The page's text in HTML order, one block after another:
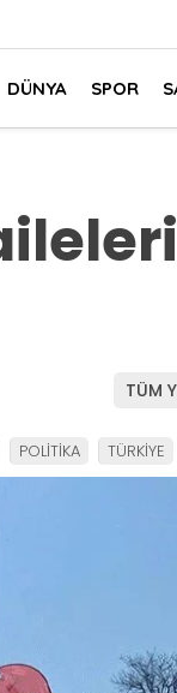
DÜNYA SPOR
TÜM
POLİTİKA TÜRKİYE